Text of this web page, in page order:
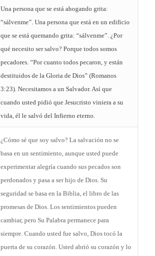
Una persona que se está ahogando grita:
“sálvenme”. Una persona que está en un edificio
que se está quemando grita: “sálvenme”. ¿Por
qué necesito ser salvo? Porque todos somos
pecadores. “Por cuanto todos pecaron, y están
destituidos de la Gloria de Dios” (Romanos
3:23). Necesitamos a un Salvador. Así que
cuando usted pidió que Jesucristo viniera a su
vida, él le salvó del Infierno eterno.
¿Cómo sé que soy salvo? La salvación no se
basa en un sentimiento, aunque usted puede
experimentar alegría cuando sus pecados son
perdonados y pasa a ser hijo de Dios. Su
seguridad se basa en la Biblia, el libro de las
promesas de Dios. Los sentimientos pueden
cambiar, pero Su Palabra permanece para
siempre. Cuando usted fue salvo, Dios tocó la
puerta de su corazón. Usted abrió su corazón y lo